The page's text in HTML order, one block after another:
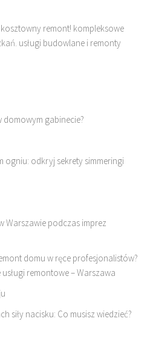
remont! kompleksowe
usługi budowlane i remonty
domowym gabinecie?
ogniu: odkryj sekrety simmeringi
Warszawie podczas imprez
domu w ręce profesjonalistów?
remontowe – Warszawa
siły nacisku: Co musisz wiedzieć?